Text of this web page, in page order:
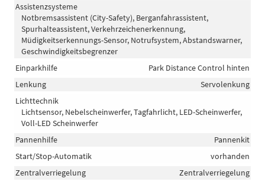
Assistenzsysteme
Notbremsassistent (City-Safety), Berganfahrassistent,
Spurhalteassistent, Verkehrzeichenerkennung,
Müdigkeitserkennungs-Sensor, Notrufsystem, Abstandswarner,
Geschwindigkeitsbegrenzer
Einparkhilfe
Park Distance Control hinten
Lenkung
Servolenkung
Lichttechnik
Lichtsensor, Nebelscheinwerfer, Tagfahrlicht, LED-Scheinwerfer,
Voll-LED Scheinwerfer
Pannenhilfe
Pannenkit
Start/Stop-Automatik
vorhanden
Zentralverriegelung
Zentralverriegelung